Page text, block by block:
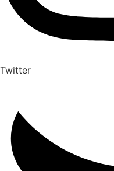
Twitter